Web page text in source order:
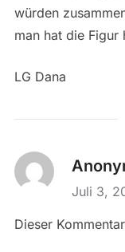
würden
man hat die Figur
LG Dana
Juli 3,
Dieser